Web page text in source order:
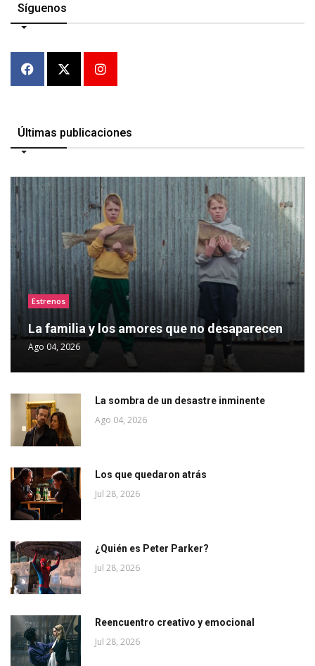
Síguenos
Últimas publicaciones
Estrenos
La familia y los amores que no desaparecen
Ago 04, 2026
La sombra de un desastre inminente
Ago 04, 2026
Los que quedaron atrás
Jul 28, 2026
¿Quién es Peter Parker?
Jul 28, 2026
Reencuentro creativo y emocional
Jul 28, 2026